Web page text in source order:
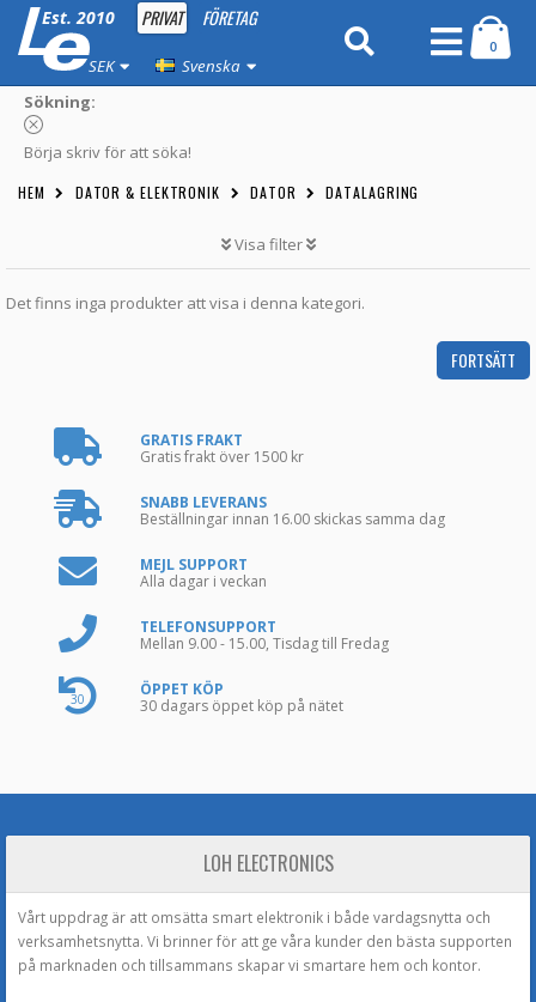
Est. 2010 PRIVAT FÖRETAG
SEK Svenska
0
Sökning:
Börja skriv för att söka!
HEM DATOR & ELEKTRONIK DATOR DATALAGRING
Visa filter
Det finns inga produkter att visa i denna kategori.
FORTSÄTT
GRATIS FRAKT
Gratis frakt över 1500 kr
SNABB LEVERANS
Beställningar innan 16.00 skickas samma dag
MEJL SUPPORT
Alla dagar i veckan
TELEFONSUPPORT
Mellan 9.00 - 15.00, Tisdag till Fredag
30
ÖPPET KÖP
30 dagars öppet köp på nätet
LOH ELECTRONICS
Vårt uppdrag är att omsätta smart elektronik i både vardagsnytta och
verksamhetsnytta. Vi brinner för att ge våra kunder den bästa supporten
på marknaden och tillsammans skapar vi smartare hem och kontor.